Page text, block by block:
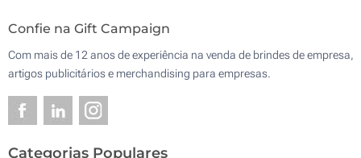
Confie na Gift Campaign
Com mais de 12 anos de experiência na venda de brindes de empresa,
artigos publicitários e merchandising para empresas.
Categorias Populares